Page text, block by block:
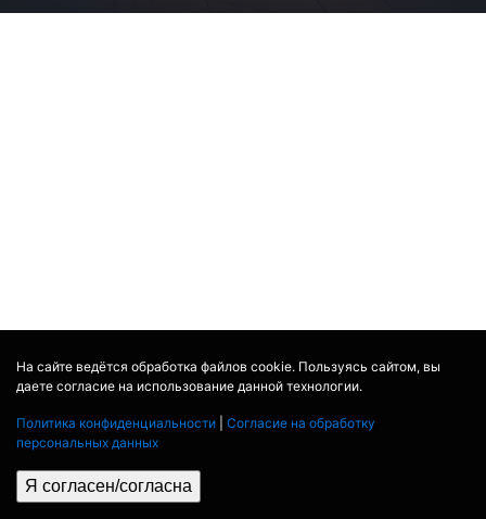
На сайте ведётся обработка файлов cookie. Пользуясь сайтом, вы
даете согласие на использование данной технологии.
Политика конфиденциальности
Согласие на обработку
персональных данных
Я согласен/согласна